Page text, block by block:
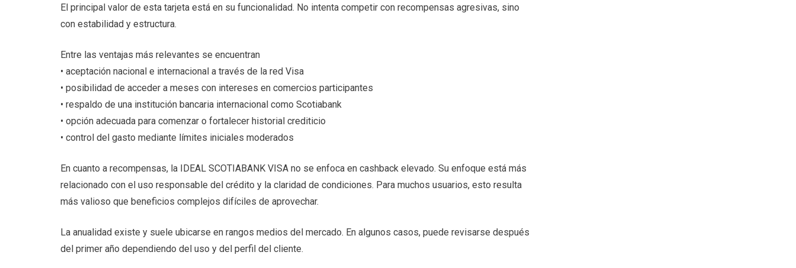
El principal valor de esta tarjeta está en su funcionalidad. No intenta competir con recompensas agresivas, sino
con estabilidad y estructura.
Entre las ventajas más relevantes se encuentran
• aceptación nacional e internacional a través de la red Visa
• posibilidad de acceder a meses con intereses en comercios participantes
• respaldo de una institución bancaria internacional como Scotiabank
• opción adecuada para comenzar o fortalecer historial crediticio
• control del gasto mediante límites iniciales moderados
En cuanto a recompensas, la IDEAL SCOTIABANK VISA no se enfoca en cashback elevado. Su enfoque está más
relacionado con el uso responsable del crédito y la claridad de condiciones. Para muchos usuarios, esto resulta
más valioso que beneficios complejos difíciles de aprovechar.
La anualidad existe y suele ubicarse en rangos medios del mercado. En algunos casos, puede revisarse después
del primer año dependiendo del uso y del perfil del cliente.